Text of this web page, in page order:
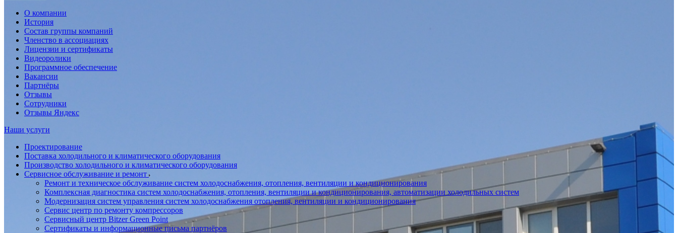
О компании
История
Состав группы компаний
Членство в ассоциациях
Лицензии и сертификаты
Видеоролики
Программное обеспечение
Вакансии
Партнёры
Отзывы
Сотрудники
Отзывы Яндекс
Наши услуги
Проектирование
Поставка холодильного и климатического оборудования
Производство холодильного и климатического оборудования
Сервисное обслуживание и ремонт
Ремонт и техническое обслуживание систем холодоснабжения, отопления, вентиляции и кондиционирования
Комплексная диагностика систем холодоснабжения, отопления, вентиляции и кондиционирования, автоматизации холодильных систем
Модернизация систем управления систем холодоснабжения отопления, вентиляции и кондиционирования
Сервис центр по ремонту компрессоров
Сервисный центр Bitzer Green Point
Сертификаты и информационные письма партнёров